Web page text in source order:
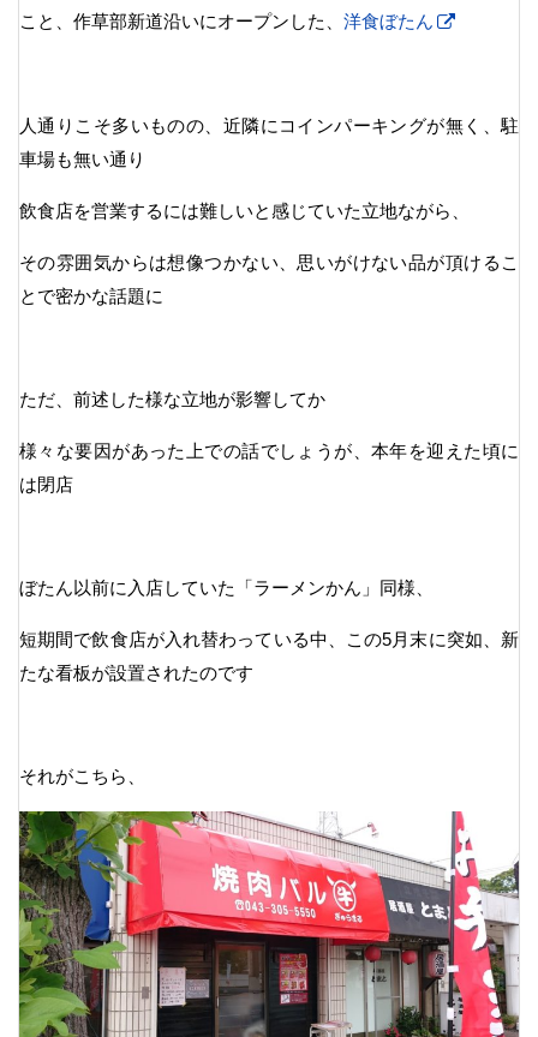
こと、作草部新道沿いにオープンした、 洋食ぼたん
人通りこそ多いものの、近隣にコインパーキングが無く、駐
車場も無い通り
飲食店を営業するには難しいと感じていた立地ながら、
その雰囲気からは想像つかない、思いがけない品が頂けるこ
とで密かな話題に
ただ、前述した様な立地が影響してか
様々な要因があった上での話でしょうが、本年を迎えた頃に
は閉店
ぼたん以前に入店していた「ラーメンかん」同様、
短期間で飲食店が入れ替わっている中、この5月末に突如、新
たな看板が設置されたのです
それがこちら、